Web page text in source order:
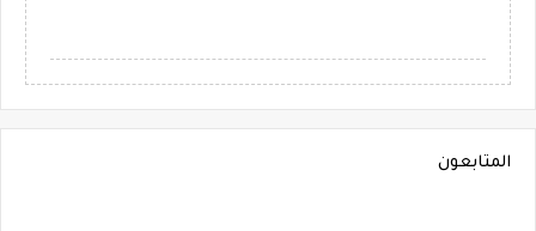
المتابعون